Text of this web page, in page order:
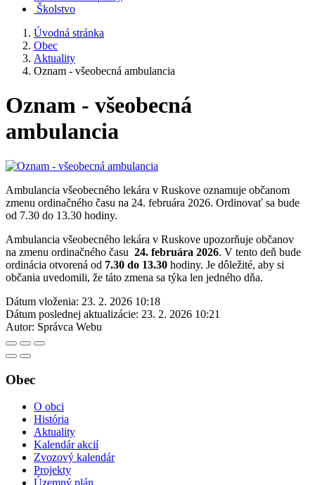
Školstvo
Úvodná stránka
Obec
Aktuality
Oznam - všeobecná ambulancia
Oznam - všeobecná
ambulancia
Ambulancia všeobecného lekára v Ruskove oznamuje občanom
zmenu ordinačného času na 24. februára 2026. Ordinovať sa bude
od 7.30 do 13.30 hodiny.
Ambulancia všeobecného lekára v Ruskove upozorňuje občanov
na zmenu ordinačného času 24. februára 2026. V tento deň bude
ordinácia otvorená od 7.30 do 13.30 hodiny. Je dôležité, aby si
občania uvedomili, že táto zmena sa týka len jedného dňa.
Dátum vloženia: 23. 2. 2026 10:18
Dátum poslednej aktualizácie: 23. 2. 2026 10:21
Autor: Správca Webu
Obec
O obci
História
Aktuality
Kalendár akcií
Zvozový kalendár
Projekty